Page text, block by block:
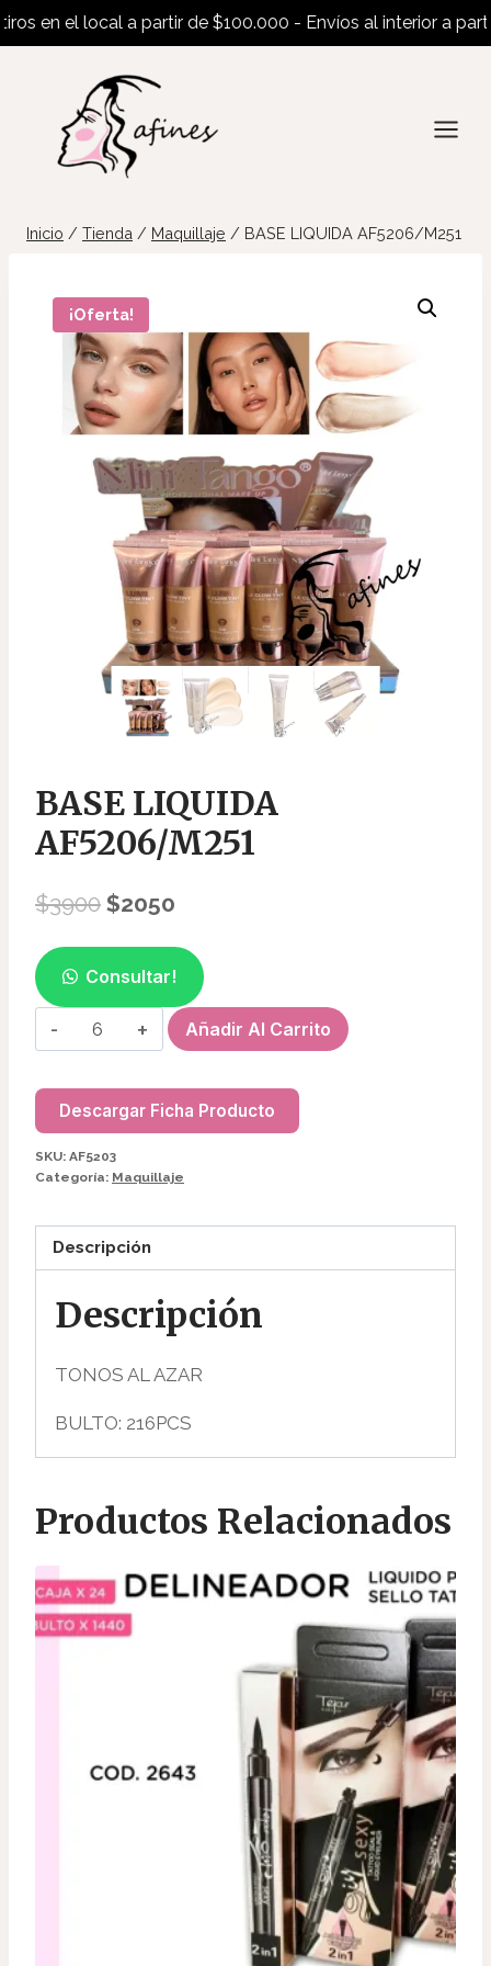
en el local a partir de $100.000 - Envíos al interior a partir
contenido
Inicio / Tienda / Maquillaje / BASE LIQUIDA AF5206/M251
¡Oferta!
BASE LIQUIDA
AF5206/M251
$3900 El
precio
original
era:
$3900.
$2050
precio
actual
es:
$2050.
Consultar!
BASE
LIQUIDA
cantidad
Añadir Al Carrito
Descargar Ficha Producto
SKU: AF5203
Categoría: Maquillaje
Descripción
Descripción
TONOS AL AZAR
BULTO: 216PCS
Productos Relacionados